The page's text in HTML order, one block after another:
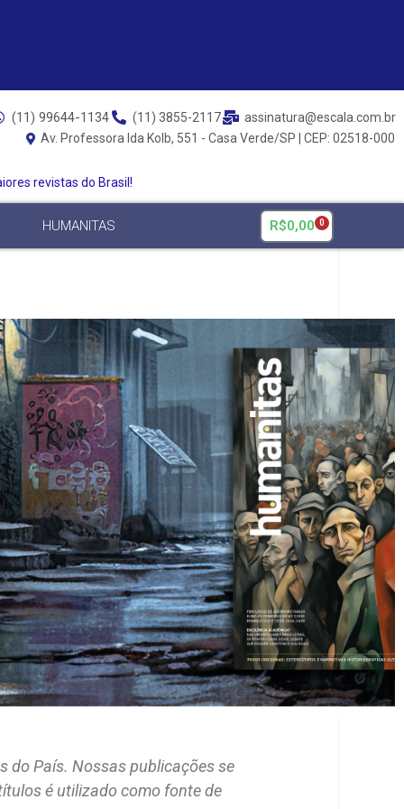
(11) 99644-1134 (11) 3855-2117
assinatura@escala.com.br
Av. Professora Ida Kolb, 551 - Casa Verde/SP | CEP: 02518-000
revistas do Brasil!
HUMANITAS R$0,00 0
do País. Nossas publicações se
é utilizado como fonte de